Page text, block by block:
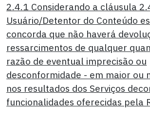
2.4.1 Considerando a cláusula
Usuário/Detentor do Conteúdo
concorda que não haverá
ressarcimentos de qualquer
razão de eventual imprecisão ou
desconformidade - em maior ou
nos resultados dos Serviços
funcionalidades oferecidas pela